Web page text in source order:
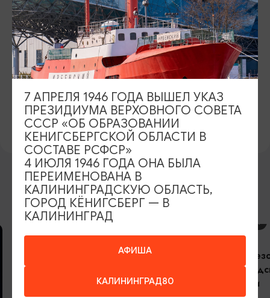
БИЛЕТЫ
1500-5000 рублей
ЯНТАРЬХОЛЛ.РФ
https://янтарьхолл.рф
ВКОНТАКТЕ
https://vk.com/yantarholl
ВОЗМОЖНО ВАС ЗАИНТЕРЕСУЕТ
КОНЦЕРТЫ
Открытие
филармонии
АФИША
КАЛИНИНГРАД80
7 АПРЕЛЯ 1946 ГОДА ВЫШЕЛ УКАЗ
ПРЕЗИДИУМА ВЕРХОВНОГО СОВЕТА
СССР «ОБ ОБРАЗОВАНИИ
КЕНИГСБЕРГСКОЙ ОБЛАСТИ В
СОСТАВЕ РСФСР»
4 ИЮЛЯ 1946 ГОДА ОНА БЫЛА
ПЕРЕИМЕНОВАНА В
КАЛИНИНГРАДСКУЮ ОБЛАСТЬ,
ГОРОД КЁНИГСБЕРГ — В
КАЛИНИНГРАД